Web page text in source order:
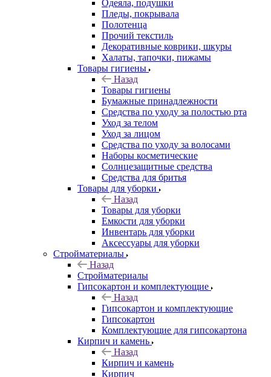
Одеяла, подушки
Пледы, покрывала
Полотенца
Прочий текстиль
Декоративные коврики, шкуры
Халаты, тапочки, пижамы
Товары гигиены
Назад
Товары гигиены
Бумажные принадлежности
Средства по уходу за полостью рта
Уход за телом
Уход за лицом
Средства по уходу за волосами
Наборы косметические
Солнцезащитные средства
Средства для бритья
Товары для уборки
Назад
Товары для уборки
Емкости для уборки
Инвентарь для уборки
Аксессуары для уборки
Стройматериалы
Назад
Стройматериалы
Гипсокартон и комплектующие
Назад
Гипсокартон и комплектующие
Гипсокартон
Комплектующие для гипсокартона
Кирпич и камень
Назад
Кирпич и камень
Кирпич